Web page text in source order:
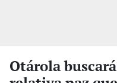
Otárola